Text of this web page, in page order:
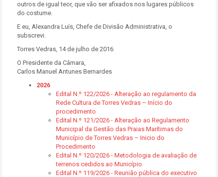
outros de igual teor, que vão ser afixados nos lugares públicos
do costume.
E eu, Alexandra Luís, Chefe de Divisão Administrativa, o
subscrevi.
Torres Vedras, 14 de julho de 2016
O Presidente da Câmara,
Carlos Manuel Antunes Bernardes
2026
Edital N.º 122/2026 - Alteração ao regulamento da
Rede Cultura de Torres Vedras – Início do
procedimento
Edital N.º 121/2026 - Alteração ao Regulamento
Municipal da Gestão das Praias Marítimas do
Município de Torres Vedras – Inicio do
Procedimento
Edital N.º 120/2026 - Metodologia de avaliação de
terrenos cedidos ao Município
Edital N.º 119/2026 - Reunião pública do executivo